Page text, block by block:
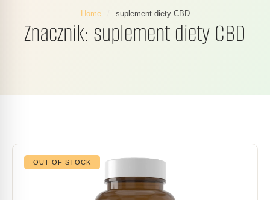
Home suplement diety CBD
Znacznik: suplement diety CBD
OUT OF STOCK